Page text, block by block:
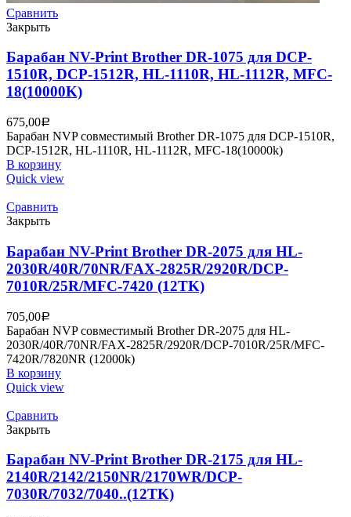
Сравнить
Закрыть
Барабан NV-Print Brother DR-1075 для DCP-
1510R, DCP-1512R, HL-1110R, HL-1112R, MFC-
18(10000K)
675,00Р
Барабан NVP совместимый Brother DR-1075 для DCP-1510R,
DCP-1512R, HL-1110R, HL-1112R, MFC-18(10000k)
В корзину
Quick view
Сравнить
Закрыть
Барабан NV-Print Brother DR-2075 для HL-
2030R/40R/70NR/FAX-2825R/2920R/DCP-
7010R/25R/MFC-7420 (12TK)
705,00Р
Барабан NVP совместимый Brother DR-2075 для HL-
2030R/40R/70NR/FAX-2825R/2920R/DCP-7010R/25R/MFC-
7420R/7820NR (12000k)
В корзину
Quick view
Сравнить
Закрыть
Барабан NV-Print Brother DR-2175 для HL-
2140R/2142/2150NR/2170WR/DCP-
7030R/7032/7040..(12TK)